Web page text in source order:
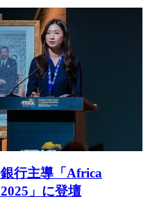
行主導「Africa
」に登壇